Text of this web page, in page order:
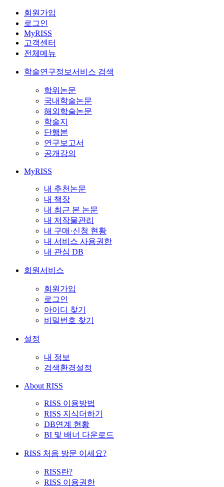
회원가입
로그인
MyRISS
고객센터
전체메뉴
학술연구정보서비스 검색
학위논문
국내학술논문
해외학술논문
학술지
단행본
연구보고서
공개강의
MyRISS
내 추천논문
내 책장
내 최근 본 논문
내 저작물관리
내 구매·신청 현황
내 서비스 사용권한
내 관심 DB
회원서비스
회원가입
로그인
아이디 찾기
비밀번호 찾기
설정
내 정보
검색환경설정
About RISS
RISS 이용방법
RISS 지식더하기
DB연계 현황
BI 및 배너 다운로드
RISS 처음 방문 이세요?
RISS란?
RISS 이용권한